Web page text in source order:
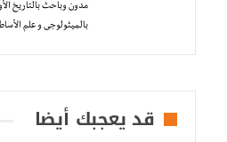
مدون وباحث بالتاريخ
بالميثولوجى و علم
قد يعجبك أيضا